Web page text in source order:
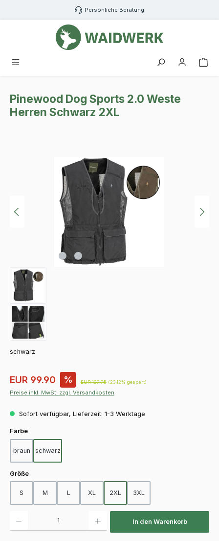
Zum Hauptinhalt springen Persönliche Beratung
Pinewood Dog Sports 2.0 Weste
Herren Schwarz 2XL
Bildergalerie überspringen
schwarz
Verkaufspreis:
EUR 99.90 % Regulärer Preis:
EUR 129.95 (23.12% gespart)
Preise inkl. MwSt. zzgl. Versandkosten
Sofort verfügbar, Lieferzeit: 1-3 Werktage
Farbeauswählen
braun schwarz
Größeauswählen
S M L XL 2XL 3XL
In den Warenkorb